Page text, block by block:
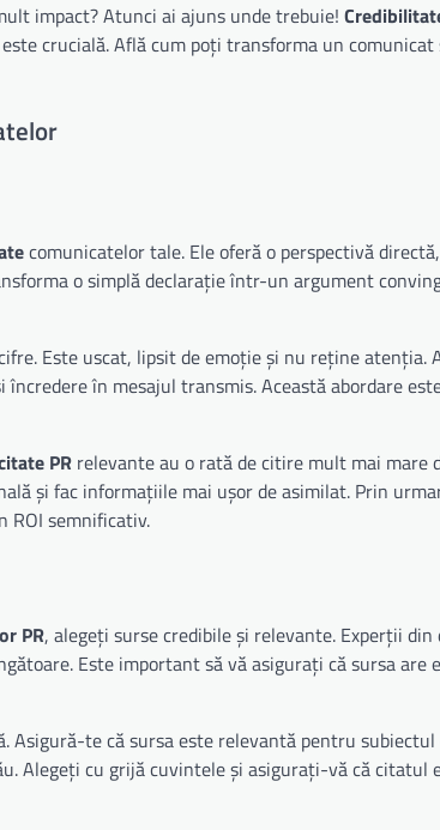
impact? Atunci ai ajuns unde trebuie!
este crucială. Află cum poți transforma un
comunicatelor tale. Ele oferă o perspectivă
o simplă declarație într-un argument
Este uscat, lipsit de emoție și nu reține atenția.
în mesajul transmis. Această abordare
PR relevante au o rată de citire mult mai mare
și fac informațiile mai ușor de asimilat. Prin
ROI semnificativ.
PR, alegeți surse credibile și relevante. Experții
Este important să vă asigurați că sursa are
te că sursa este relevantă pentru
Alegeți cu grijă cuvintele și asigurați-vă că citatul